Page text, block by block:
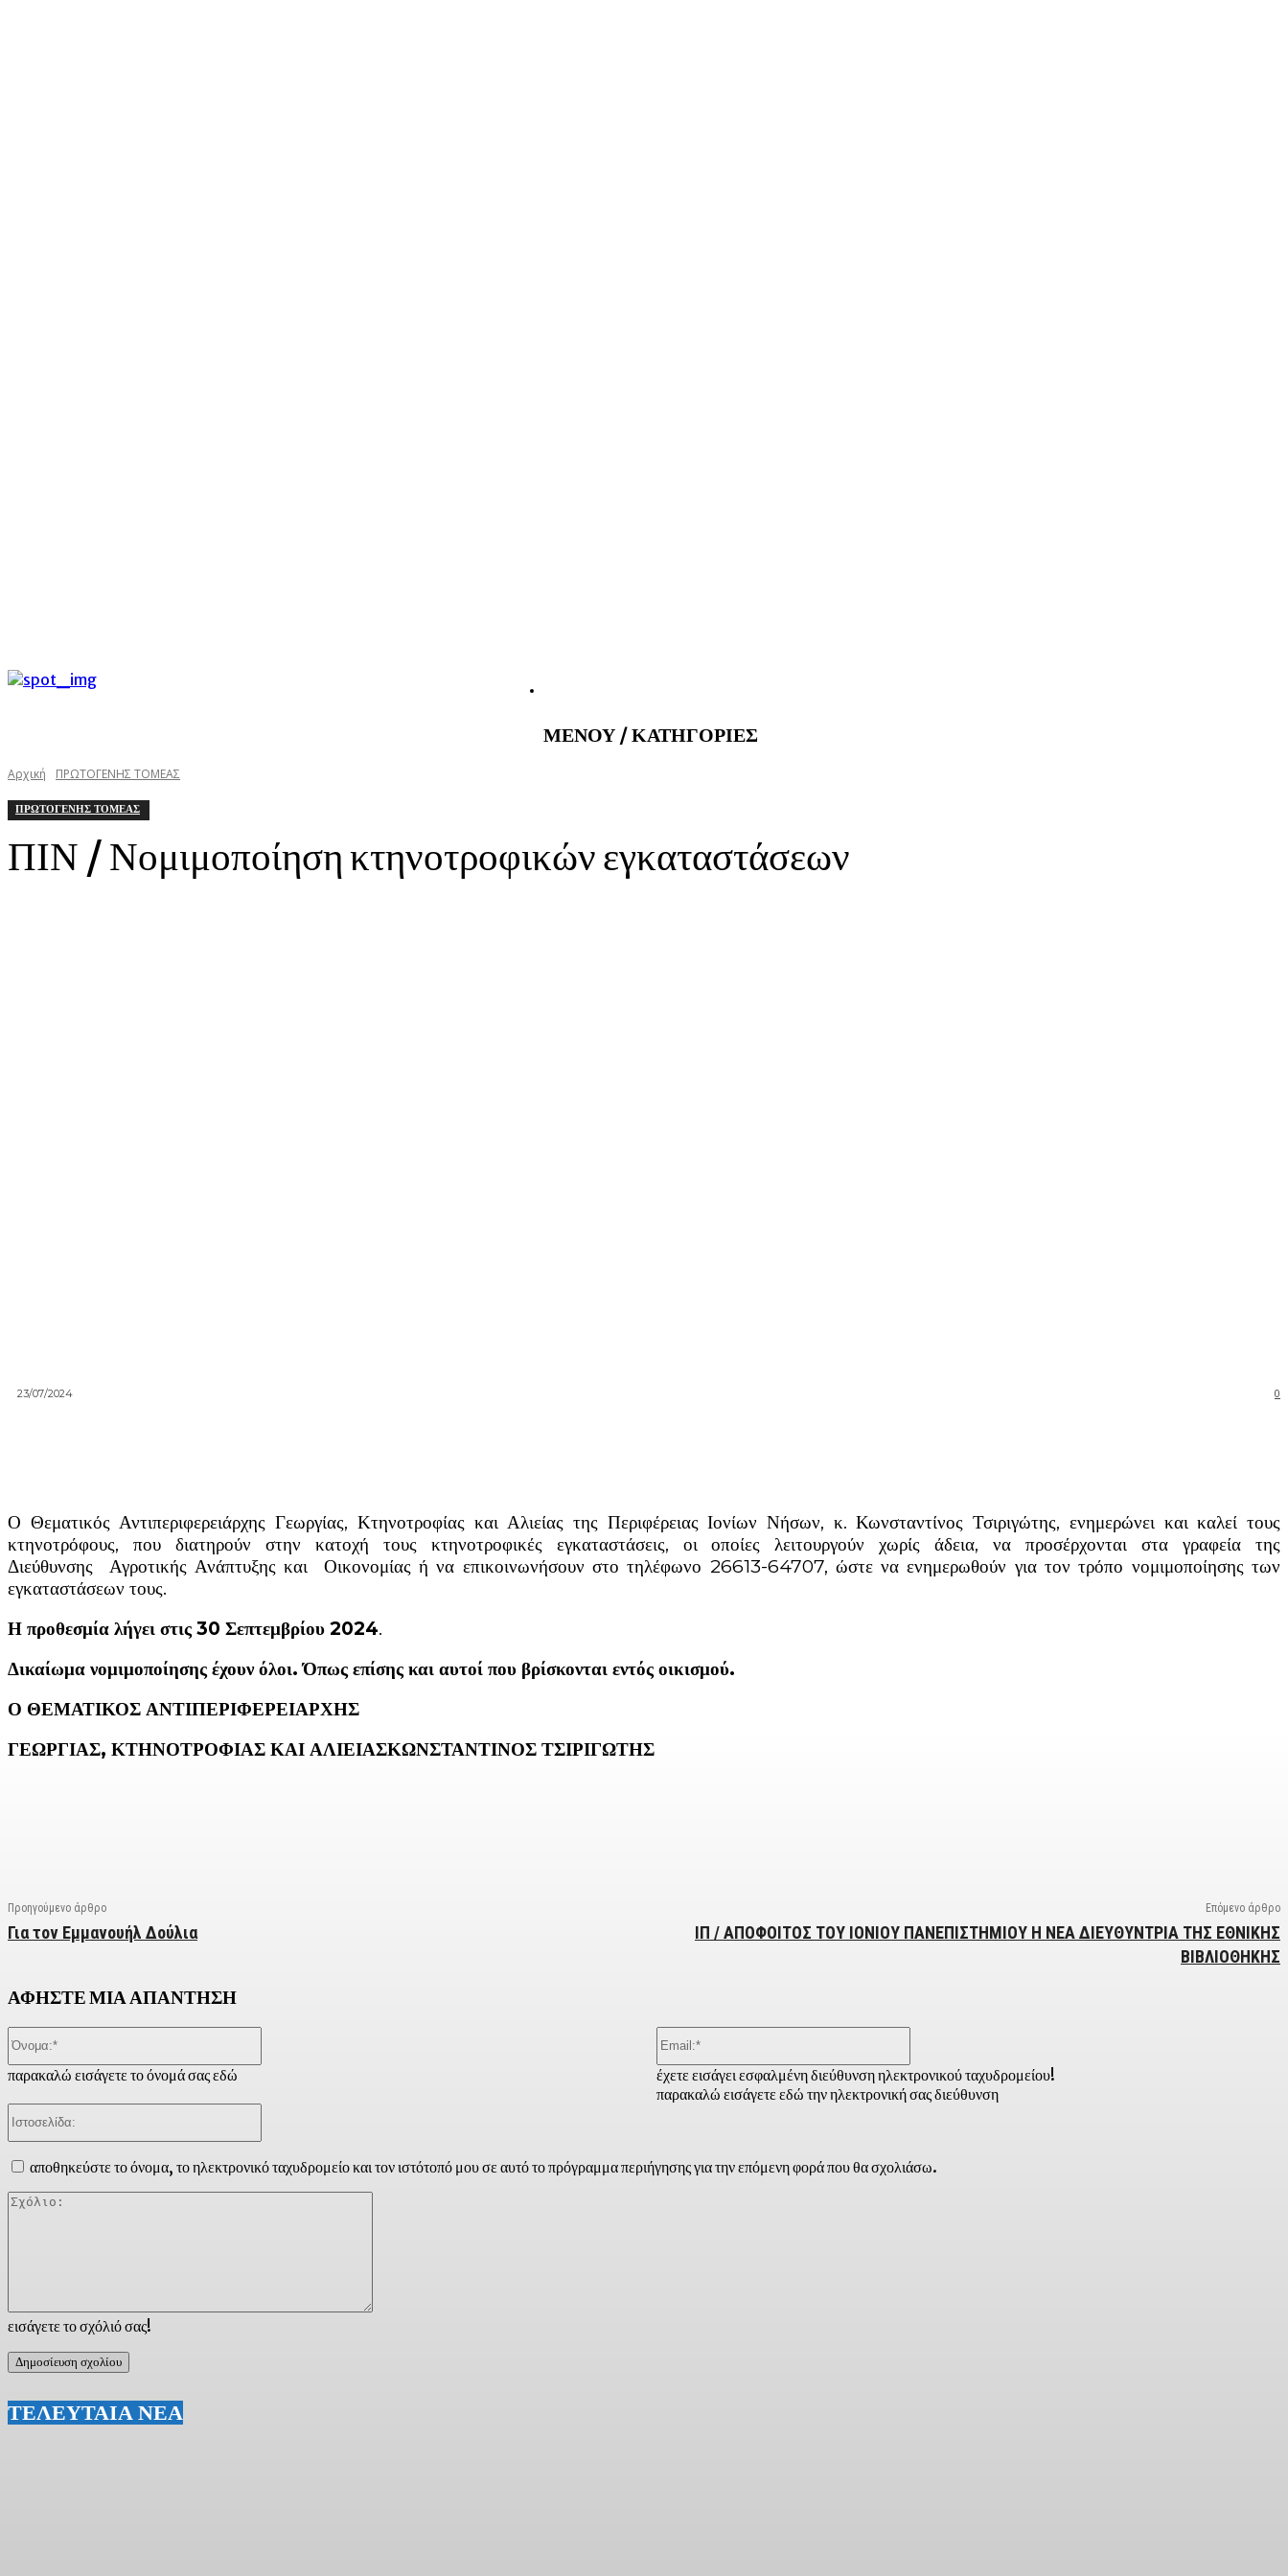
ΜΕΝΟΥ / ΚΑΤΗΓΟΡΙΕΣ
Αρχική ΠΡΩΤΟΓΕΝΗΣ ΤΟΜΕΑΣ
ΠΡΩΤΟΓΕΝΗΣ ΤΟΜΕΑΣ
ΠΙΝ / Νομιμοποίηση κτηνοτροφικών εγκαταστάσεων
0
23/07/2024
Ο Θεματικός Αντιπεριφερειάρχης Γεωργίας, Κτηνοτροφίας και Αλιείας της Περιφέρειας Ιονίων Νήσων, κ. Κωνσταντίνος Τσιριγώτης, ενημερώνει και καλεί τους
κτηνοτρόφους, που διατηρούν στην κατοχή τους κτηνοτροφικές εγκαταστάσεις, οι οποίες λειτουργούν χωρίς άδεια, να προσέρχονται στα γραφεία της
Διεύθυνσης Αγροτικής Ανάπτυξης και Οικονομίας ή να επικοινωνήσουν στο τηλέφωνο 26613-64707, ώστε να ενημερωθούν για τον τρόπο νομιμοποίησης των
εγκαταστάσεων τους.
Η προθεσμία λήγει στις 30 Σεπτεμβρίου 2024.
Δικαίωμα νομιμοποίησης έχουν όλοι. Όπως επίσης και αυτοί που βρίσκονται εντός οικισμού.
Ο ΘΕΜΑΤΙΚΟΣ ΑΝΤΙΠΕΡΙΦΕΡΕΙΑΡΧΗΣ
ΓΕΩΡΓΙΑΣ, ΚΤΗΝΟΤΡΟΦΙΑΣ ΚΑΙ ΑΛΙΕΙΑΣΚΩΝΣΤΑΝΤΙΝΟΣ ΤΣΙΡΙΓΩΤΗΣ
Προηγούμενο άρθρο
Για τον Εμμανουήλ Δούλια
Επόμενο άρθρο
ΙΠ / ΑΠΟΦΟΙΤΟΣ ΤΟΥ ΙΟΝΙΟΥ ΠΑΝΕΠΙΣΤΗΜΙΟΥ Η ΝΕΑ ΔΙΕΥΘΥΝΤΡΙΑ ΤΗΣ ΕΘΝΙΚΗΣ
ΒΙΒΛΙΟΘΗΚΗΣ
ΑΦΗΣΤΕ ΜΙΑ ΑΠΑΝΤΗΣΗ
εισάγετε το σχόλιό σας!
παρακαλώ εισάγετε το όνομά σας εδώ
έχετε εισάγει εσφαλμένη διεύθυνση ηλεκτρονικού ταχυδρομείου!
παρακαλώ εισάγετε εδώ την ηλεκτρονική σας διεύθυνση
αποθηκεύστε το όνομα, το ηλεκτρονικό ταχυδρομείο και τον ιστότοπό μου σε αυτό το πρόγραμμα περιήγησης για την επόμενη φορά που θα σχολιάσω.
ΤΕΛΕΥΤΑΙΑ ΝΕΑ